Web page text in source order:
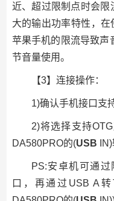
近、超过限制点时会
大的输出功率特性，
苹果手机的限流导致声
节音量使用。
【3】连接操作：
1)确认手机接口支
2)将选择支持
DA580PRO的(USB
PS:安卓机可通
口，再通过USB A